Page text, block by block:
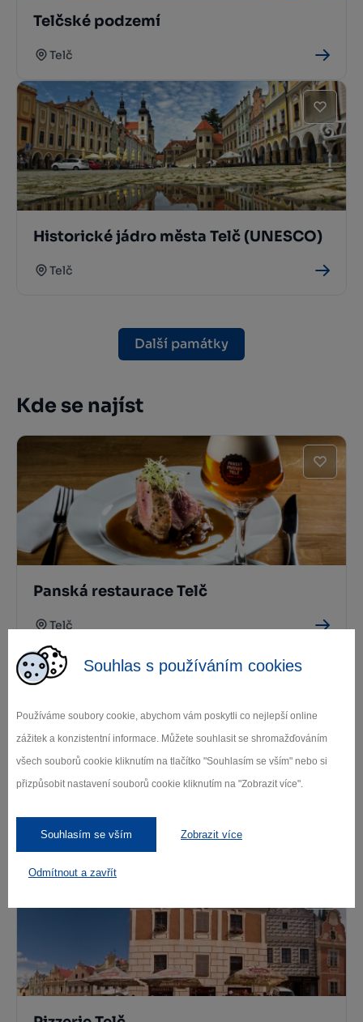
Souhlas s používáním cookies
Používáme soubory cookie, abychom vám poskytli co nejlepší online
zážitek a konzistentní informace. Můžete souhlasit se shromažďováním
všech souborů cookie kliknutím na tlačítko "Souhlasím se vším" nebo si
přizpůsobit nastavení souborů cookie kliknutím na "Zobrazit více".
Souhlasím se vším Zobrazit více
Odmítnout a zavřít
Telčské podzemí
Telč
Historické jádro města Telč (UNESCO)
Telč
Další památky
Kde se najíst
Panská restaurace Telč
Telč
Telč